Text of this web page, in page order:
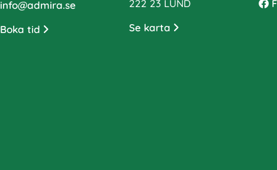
info@admira.se
Boka tid
222 23 LUND
Se karta